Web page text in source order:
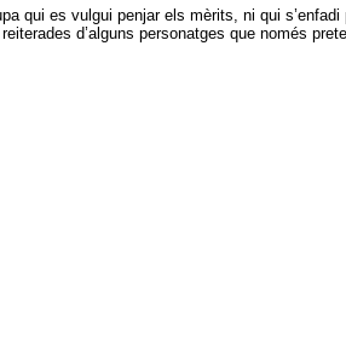
qui es vulgui penjar els mèrits, ni qui
d’alguns personatges que només